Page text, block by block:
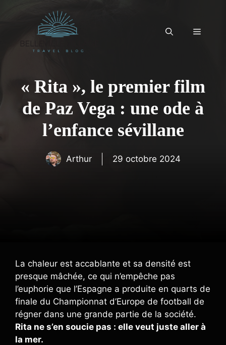
Menu
« Rita », le premier film
de Paz Vega : une ode à
l’enfance sévillane
Arthur 29 octobre 2024
La chaleur est accablante et sa densité est
presque mâchée, ce qui n’empêche pas
l’euphorie que l’Espagne a produite en quarts de
finale du Championnat d’Europe de football de
régner dans une grande partie de la société.
Rita ne s’en soucie pas : elle veut juste aller à
la mer.